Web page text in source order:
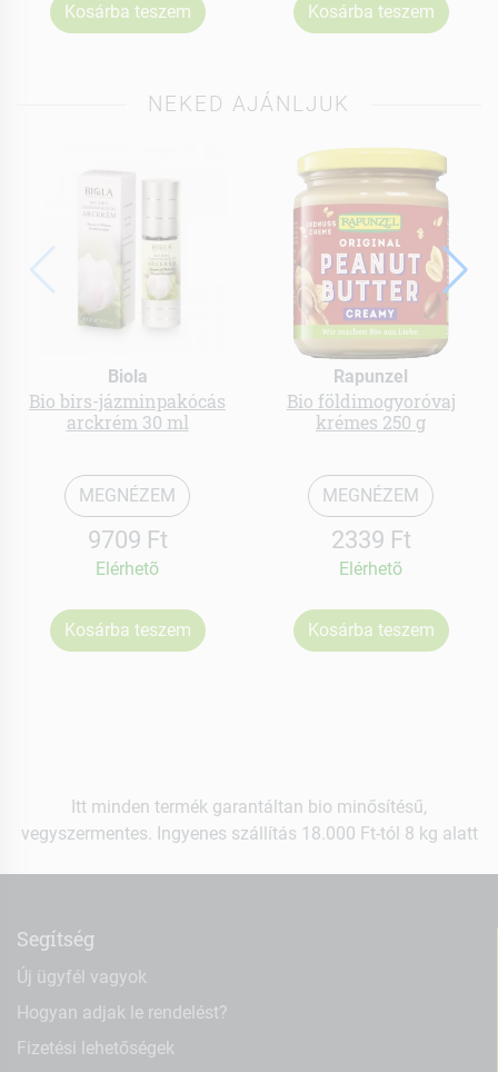
Kosárba teszem Kosárba teszem
NEKED AJÁNLJUK
Biola
Bio birs-jázminpakócás
arckrém 30 ml
MEGNÉZEM
9709 Ft
Elérhetõ
Kosárba teszem
Rapunzel
Bio földimogyoróvaj
krémes 250 g
MEGNÉZEM
2339 Ft
Elérhetõ
Kosárba teszem
Itt minden termék garantáltan bio minősítésű,
vegyszermentes. Ingyenes szállítás 18.000 Ft-tól 8 kg alatt
Segítség
Új ügyfél vagyok
Hogyan adjak le rendelést?
Fizetési lehetőségek